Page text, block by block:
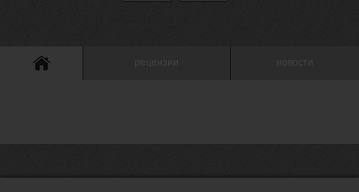
рецензии новости